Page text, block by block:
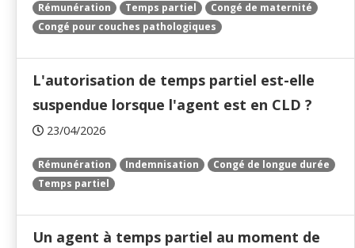
Rémunération Temps partiel
Congé de maternité
Congé pour couches pathologiques
L'autorisation de temps partiel est-elle
suspendue lorsque l'agent est en CLD ?
23/04/2026
Rémunération Indemnisation
Congé de longue durée
Temps partiel
Un agent à temps partiel au moment de